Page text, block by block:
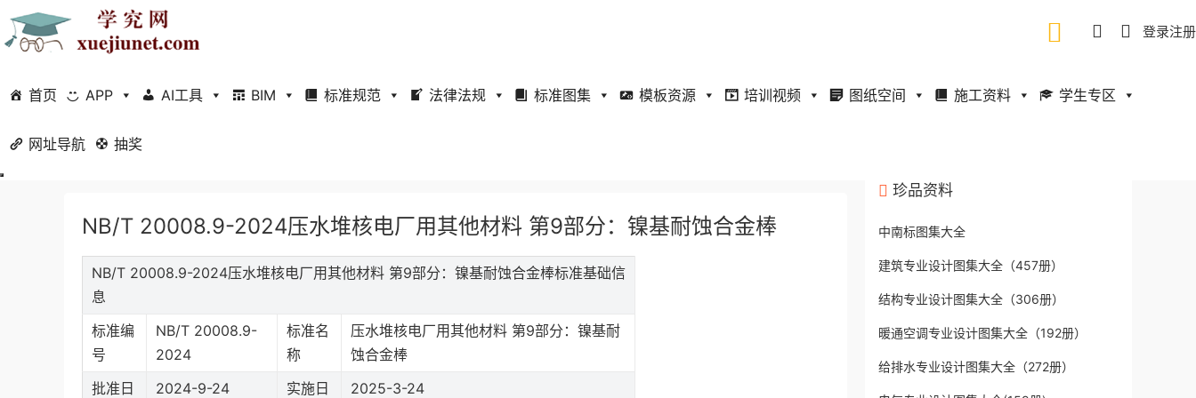
登录注册
首页 APP AI工具 BIM 标准规范 法律法规 标准图集 模板资源 培训视频 图纸空间 施工资料 学生专区
网址导航 抽奖
当前位置：首页
NB/T 20008.9-2024压水堆核电厂用其他材料 第9部分：镍基耐蚀合金棒
NB/T 20008.9-2024压水堆核电厂用其他材料 第9部分：镍基耐蚀合金棒标准基础信
息
标准编
号
NB/T 20008.9-
2024
标准名
称
压水堆核电厂用其他材料 第9部分：镍基耐
蚀合金棒
批准日
2024-9-24 实施日 2025-3-24
珍品资料
中南标图集大全
建筑专业设计图集大全（457册）
结构专业设计图集大全（306册）
暖通空调专业设计图集大全（192册）
给排水专业设计图集大全（272册）